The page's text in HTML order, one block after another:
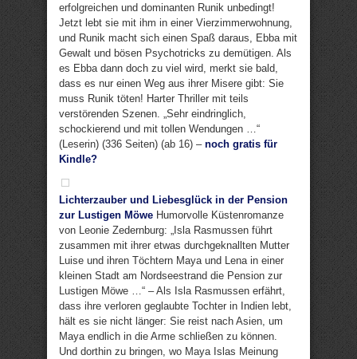
erfolgreichen und dominanten Runik unbedingt!
Jetzt lebt sie mit ihm in einer Vierzimmerwohnung,
und Runik macht sich einen Spaß daraus, Ebba mit
Gewalt und bösen Psychotricks zu demütigen. Als
es Ebba dann doch zu viel wird, merkt sie bald,
dass es nur einen Weg aus ihrer Misere gibt: Sie
muss Runik töten! Harter Thriller mit teils
verstörenden Szenen. „Sehr eindringlich,
schockierend und mit tollen Wendungen …“
(Leserin) (336 Seiten) (ab 16) – noch gratis für
Kindle?
Lichterzauber und Liebesglück in der Pension
zur Lustigen Möwe Humorvolle Küstenromanze
von Leonie Zedernburg: „Isla Rasmussen führt
zusammen mit ihrer etwas durchgeknallten Mutter
Luise und ihren Töchtern Maya und Lena in einer
kleinen Stadt am Nordseestrand die Pension zur
Lustigen Möwe …“ – Als Isla Rasmussen erfährt,
dass ihre verloren geglaubte Tochter in Indien lebt,
hält es sie nicht länger: Sie reist nach Asien, um
Maya endlich in die Arme schließen zu können.
Und dorthin zu bringen, wo Maya Islas Meinung